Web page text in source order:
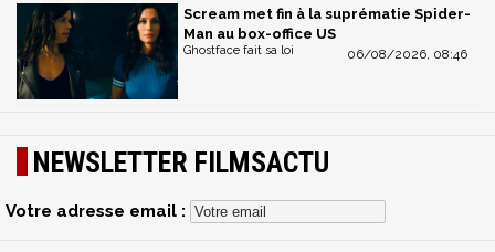
Scream met fin à la suprématie Spider-
Man au box-office US
06/08/2026, 08:46
Ghostface fait sa loi
NEWSLETTER FILMSACTU
Votre adresse email :